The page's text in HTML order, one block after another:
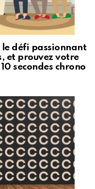
le défi passionnant
et prouvez votre
secondes chrono